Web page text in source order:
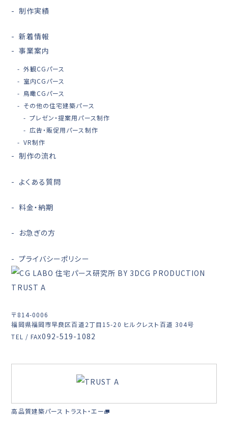
〒814-0006
福岡県福岡市早良区百道2丁目15-20 ヒルクレスト百道 304号
TEL / FAX092-519-1082
高品質建築パース トラスト・エー
制作実績
新着情報
事業案内
外観CGパース
室内CGパース
鳥瞰CGパース
その他の住宅建築パース
プレゼン・提案用パース制作
広告・販促用パース制作
VR制作
制作の流れ
よくある質問
料金・納期
お急ぎの方
プライバシーポリシー